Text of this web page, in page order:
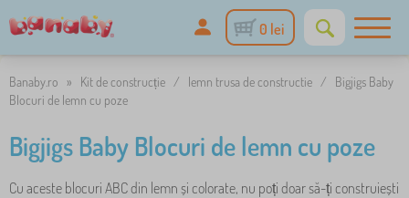
0 lei
Banaby.ro » Kit de construcție / lemn trusa de constructie /
Bigjigs Baby
Blocuri de lemn cu poze
Bigjigs Baby Blocuri de lemn cu poze
Cu aceste blocuri ABC din lemn și colorate, nu poți doar să-ți construiești